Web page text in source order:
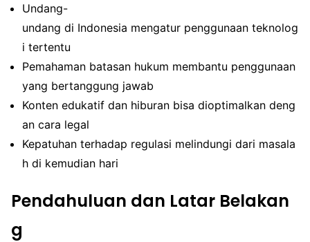
Undang-
undang di Indonesia mengatur penggunaan teknolog
i tertentu
Pemahaman batasan hukum membantu penggunaan
yang bertanggung jawab
Konten edukatif dan hiburan bisa dioptimalkan deng
an cara legal
Kepatuhan terhadap regulasi melindungi dari masala
h di kemudian hari
Pendahuluan dan Latar Belakan
g